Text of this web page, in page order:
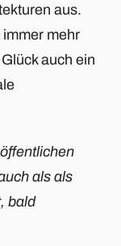
aus.
mehr
auch ein
als als
bald